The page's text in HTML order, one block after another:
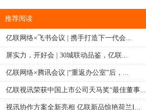
推荐阅读
亿联网络×飞书会议 | 携手打造下一代会...
屏实力，开好会 | 30城联动品鉴，亿联...
亿联网络×腾讯会议 |“重返办公室”后，...
亿联视讯荣获中国上市公司天马奖“最佳董事...
视讯协作方案全新亮相 亿联新品惊艳荷兰I...